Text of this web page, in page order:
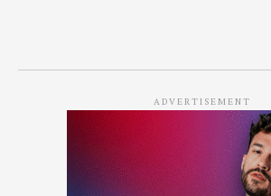
ADVERTISEMENT